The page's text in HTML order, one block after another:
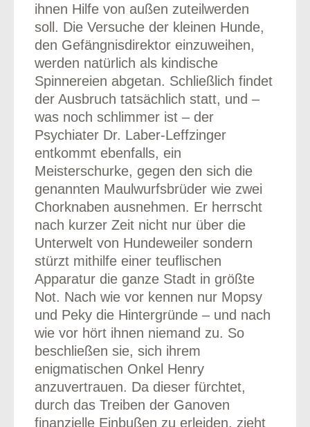
ihnen Hilfe von außen zuteilwerden
soll. Die Versuche der kleinen Hunde,
den Gefängnisdirektor einzuweihen,
werden natürlich als kindische
Spinnereien abgetan. Schließlich findet
der Ausbruch tatsächlich statt, und –
was noch schlimmer ist – der
Psychiater Dr. Laber-Leffzinger
entkommt ebenfalls, ein
Meisterschurke, gegen den sich die
genannten Maulwurfsbrüder wie zwei
Chorknaben ausnehmen. Er herrscht
nach kurzer Zeit nicht nur über die
Unterwelt von Hundeweiler sondern
stürzt mithilfe einer teuflischen
Apparatur die ganze Stadt in größte
Not. Nach wie vor kennen nur Mopsy
und Peky die Hintergründe – und nach
wie vor hört ihnen niemand zu. So
beschließen sie, sich ihrem
enigmatischen Onkel Henry
anzuvertrauen. Da dieser fürchtet,
durch das Treiben der Ganoven
finanzielle Einbußen zu erleiden, zieht